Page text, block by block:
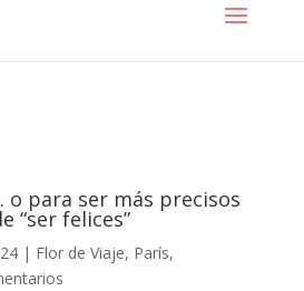
o para ser más precisos
“ser felices”
| Flor de Viaje, París,